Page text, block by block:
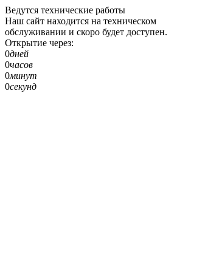
Ведутся технические работы
Наш сайт находится на техническом
обслуживании и скоро будет доступен.
Открытие через:
0дней
0часов
0минут
0секунд